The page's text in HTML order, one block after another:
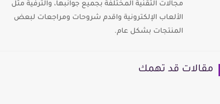
مجالات التقنية المختلفة بجميع جوانبها، والترفية مثل
الألعاب الإلكترونية واقدم شروحات ومراجعات لبعض
المنتجات بشكل عام.
قد تهمك